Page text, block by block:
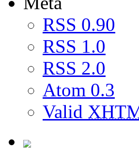
RSS 0.90
RSS 1.0
RSS 2.0
Atom 0.3
Valid